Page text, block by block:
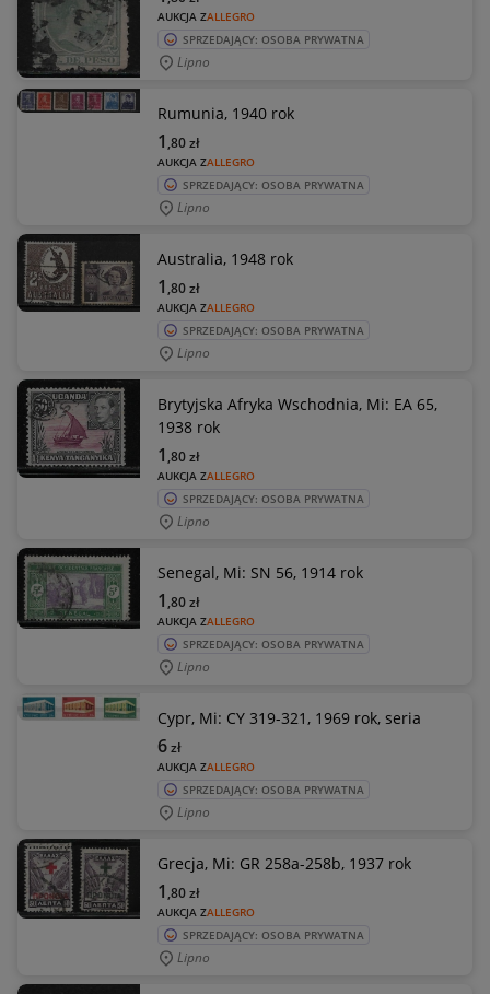
AUKCJA ZALLEGRO
SPRZEDAJĄCY: OSOBA PRYWATNA
Lipno
Rumunia, 1940 rok
AUKCJA ZALLEGRO
1 ,80zł
SPRZEDAJĄCY: OSOBA PRYWATNA
Lipno
Australia, 1948 rok
AUKCJA ZALLEGRO
1 ,80zł
SPRZEDAJĄCY: OSOBA PRYWATNA
Lipno
Brytyjska Afryka Wschodnia, Mi: EA 65,
1938 rok
AUKCJA ZALLEGRO
1 ,80zł
SPRZEDAJĄCY: OSOBA PRYWATNA
Lipno
Senegal, Mi: SN 56, 1914 rok
AUKCJA ZALLEGRO
1 ,80zł
SPRZEDAJĄCY: OSOBA PRYWATNA
Lipno
Cypr, Mi: CY 319-321, 1969 rok, seria
AUKCJA ZALLEGRO
6zł
SPRZEDAJĄCY: OSOBA PRYWATNA
Lipno
Grecja, Mi: GR 258a-258b, 1937 rok
AUKCJA ZALLEGRO
1 ,80zł
SPRZEDAJĄCY: OSOBA PRYWATNA
Lipno